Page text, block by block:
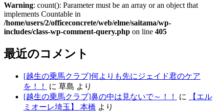
Warning: count(): Parameter must be an array or an object that
implements Countable in
/home/users/2/officeconcrete/web/elme/saitama/wp-
includes/class-wp-comment-query.php on line 405
最近のコメント
[越生の乗馬クラブ]何よりも先にジェイド君のケア
を！！
に 草島 より
[越生の乗馬クラブ]鼻の中は見ないで～！！
に
【エル
ミオーレ埼玉】 本橋 より